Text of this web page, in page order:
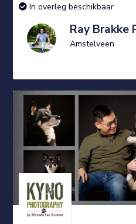
In overleg beschikbaar
Ray Brakke
Amstelveen